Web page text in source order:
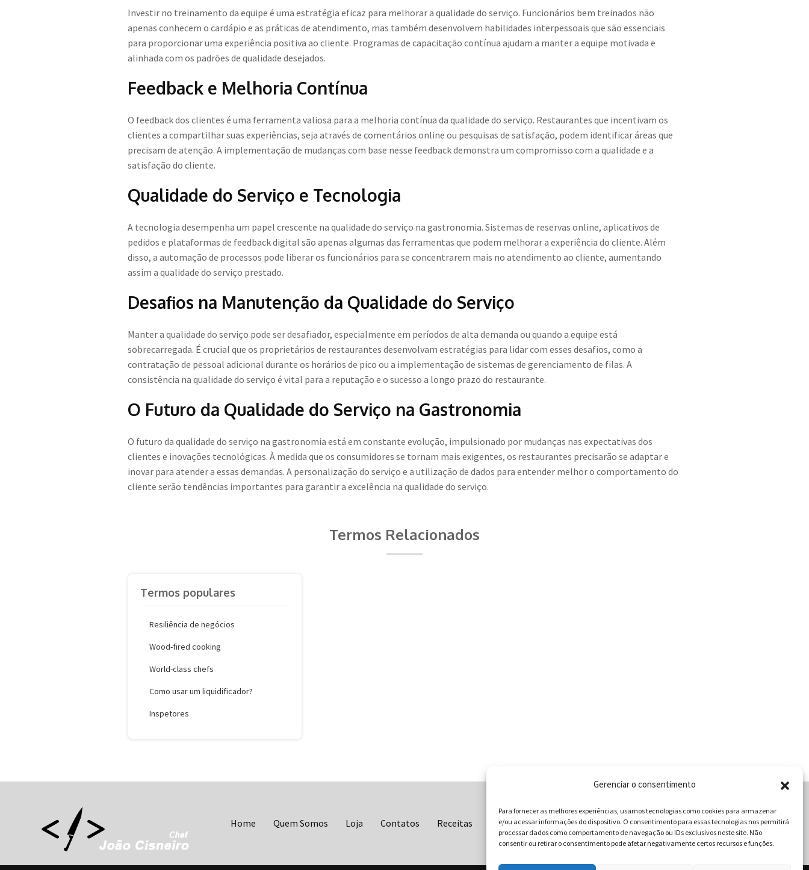
Gerenciar o consentimento
Para fornecer as melhores experiências, usamos tecnologias como cookies para armazenar
e/ou acessar informações do dispositivo. O consentimento para essas tecnologias nos permitirá
processar dados como comportamento de navegação ou IDs exclusivos neste site. Não
consentir ou retirar o consentimento pode afetar negativamente certos recursos e funções.
Investir no treinamento da equipe é uma estratégia eficaz para melhorar a qualidade do serviço. Funcionários bem treinados não
apenas conhecem o cardápio e as práticas de atendimento, mas também desenvolvem habilidades interpessoais que são essenciais
para proporcionar uma experiência positiva ao cliente. Programas de capacitação contínua ajudam a manter a equipe motivada e
alinhada com os padrões de qualidade desejados.
Feedback e Melhoria Contínua
O feedback dos clientes é uma ferramenta valiosa para a melhoria contínua da qualidade do serviço. Restaurantes que incentivam os
clientes a compartilhar suas experiências, seja através de comentários online ou pesquisas de satisfação, podem identificar áreas que
precisam de atenção. A implementação de mudanças com base nesse feedback demonstra um compromisso com a qualidade e a
satisfação do cliente.
Qualidade do Serviço e Tecnologia
A tecnologia desempenha um papel crescente na qualidade do serviço na gastronomia. Sistemas de reservas online, aplicativos de
pedidos e plataformas de feedback digital são apenas algumas das ferramentas que podem melhorar a experiência do cliente. Além
disso, a automação de processos pode liberar os funcionários para se concentrarem mais no atendimento ao cliente, aumentando
assim a qualidade do serviço prestado.
Desafios na Manutenção da Qualidade do Serviço
Manter a qualidade do serviço pode ser desafiador, especialmente em períodos de alta demanda ou quando a equipe está
sobrecarregada. É crucial que os proprietários de restaurantes desenvolvam estratégias para lidar com esses desafios, como a
contratação de pessoal adicional durante os horários de pico ou a implementação de sistemas de gerenciamento de filas. A
consistência na qualidade do serviço é vital para a reputação e o sucesso a longo prazo do restaurante.
O Futuro da Qualidade do Serviço na Gastronomia
O futuro da qualidade do serviço na gastronomia está em constante evolução, impulsionado por mudanças nas expectativas dos
clientes e inovações tecnológicas. À medida que os consumidores se tornam mais exigentes, os restaurantes precisarão se adaptar e
inovar para atender a essas demandas. A personalização do serviço e a utilização de dados para entender melhor o comportamento do
cliente serão tendências importantes para garantir a excelência na qualidade do serviço.
Termos Relacionados
Termos populares
Resiliência de negócios
Wood-fired cooking
World-class chefs
Como usar um liquidificador?
Inspetores
Home Quem Somos Loja Contatos Receitas Blog Vocabulário da Gastronomia